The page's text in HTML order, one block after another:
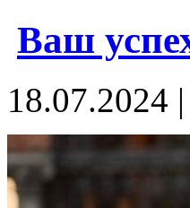
Ваш
18.07.2024